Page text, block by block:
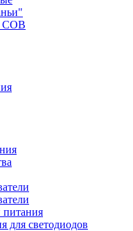
COB
для светодиодов